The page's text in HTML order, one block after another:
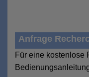
Anfrage
Für eine kostenlose